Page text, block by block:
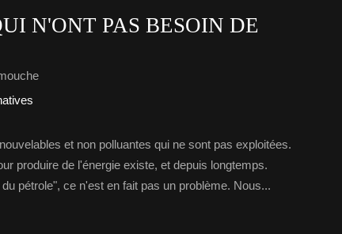
N'ONT PAS BESOIN DE
et non polluantes qui ne sont pas exploitées.
produire de l'énergie existe, et depuis longtemps.
pétrole", ce n'est en fait pas un problème. Nous...